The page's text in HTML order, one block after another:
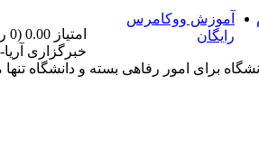
آموزش ووکامرس
رایگان
امتیاز 0.00 (0 رای)
خبرگزاری
برای امور رفاهی بسته و دانشگاه